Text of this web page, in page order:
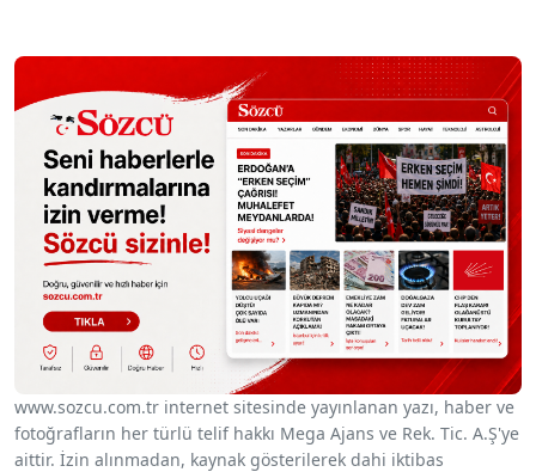
www.sozcu.com.tr internet sitesinde yayınlanan yazı, haber ve
fotoğrafların her türlü telif hakkı Mega Ajans ve Rek. Tic. A.Ş'ye
aittir. İzin alınmadan, kaynak gösterilerek dahi iktibas